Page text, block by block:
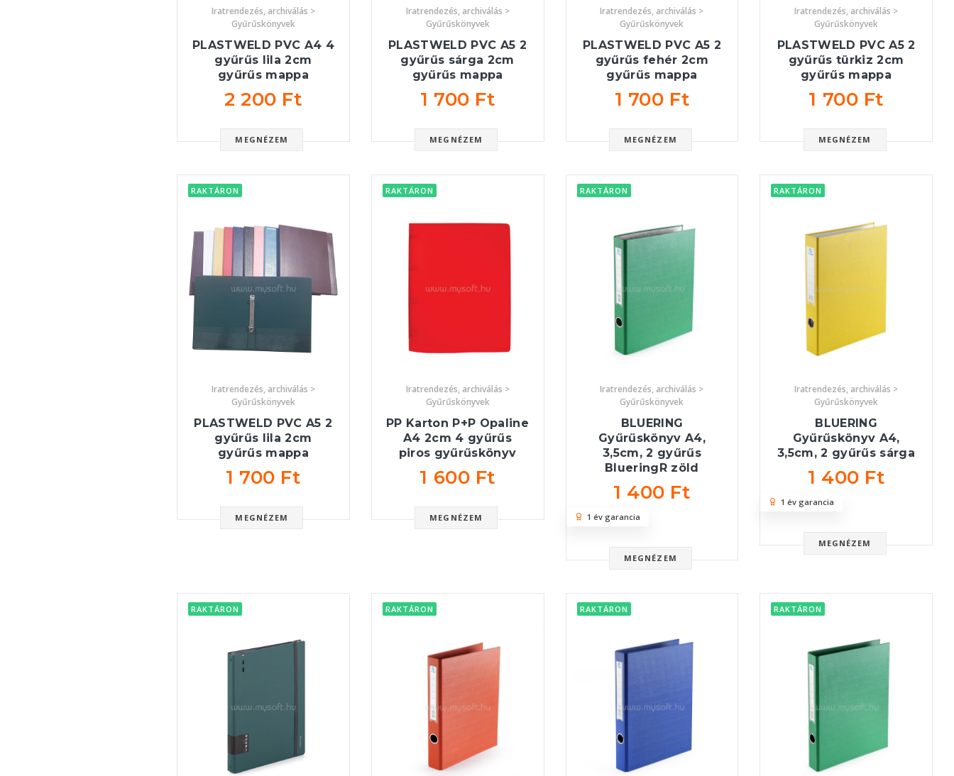
Iratrendezés, archiválás >
Gyűrűskönyvek
PLASTWELD PVC A4 4
gyűrűs lila 2cm
gyűrűs mappa
2 200 Ft
MEGNÉZEM
Iratrendezés, archiválás >
Gyűrűskönyvek
PLASTWELD PVC A5 2
gyűrűs sárga 2cm
gyűrűs mappa
1 700 Ft
MEGNÉZEM
Iratrendezés, archiválás >
Gyűrűskönyvek
PLASTWELD PVC A5 2
gyűrűs fehér 2cm
gyűrűs mappa
1 700 Ft
MEGNÉZEM
Iratrendezés, archiválás >
Gyűrűskönyvek
PLASTWELD PVC A5 2
gyűrűs türkiz 2cm
gyűrűs mappa
1 700 Ft
MEGNÉZEM
RAKTÁRON
Iratrendezés, archiválás >
Gyűrűskönyvek
PLASTWELD PVC A5 2
gyűrűs lila 2cm
gyűrűs mappa
1 700 Ft
MEGNÉZEM
RAKTÁRON
Iratrendezés, archiválás >
Gyűrűskönyvek
PP Karton P+P Opaline
A4 2cm 4 gyűrűs
piros gyűrűskönyv
1 600 Ft
MEGNÉZEM
RAKTÁRON
Iratrendezés, archiválás >
Gyűrűskönyvek
BLUERING
Gyűrűskönyv A4,
3,5cm, 2 gyűrűs
BlueringR zöld
1 400 Ft
MEGNÉZEM
1 év garancia
RAKTÁRON
Iratrendezés, archiválás >
Gyűrűskönyvek
BLUERING
Gyűrűskönyv A4,
3,5cm, 2 gyűrűs sárga
1 400 Ft
MEGNÉZEM
1 év garancia
RAKTÁRON RAKTÁRON RAKTÁRON RAKTÁRON